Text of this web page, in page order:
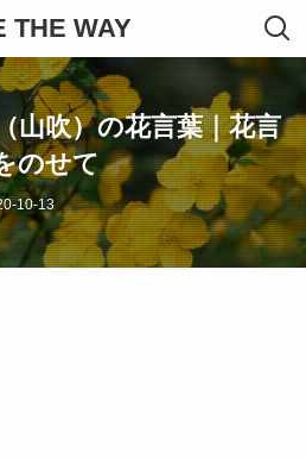
THE WAY
山吹）の花言葉｜花言
のせて
10-13